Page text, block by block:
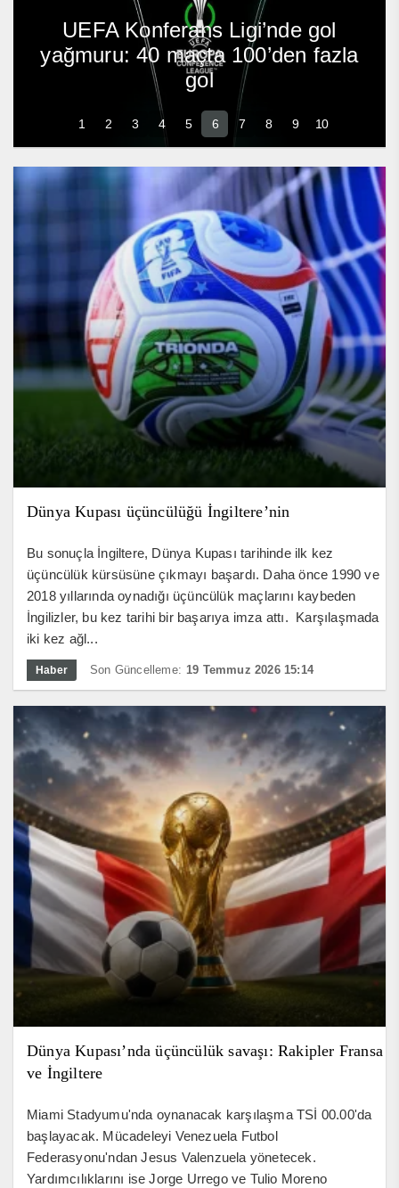
UEFA Konferans Ligi’nde gol
yağmuru: 40 maçta 100’den fazla
gol
1 2 3 4 5 6 7 8 9 10
Dünya Kupası üçüncülüğü İngiltere’nin
Bu sonuçla İngiltere, Dünya Kupası tarihinde ilk kez
üçüncülük kürsüsüne çıkmayı başardı. Daha önce 1990 ve
2018 yıllarında oynadığı üçüncülük maçlarını kaybeden
İngilizler, bu kez tarihi bir başarıya imza attı. Karşılaşmada
iki kez ağl...
Haber Son Güncelleme: 19 Temmuz 2026 15:14
Dünya Kupası’nda üçüncülük savaşı: Rakipler Fransa
ve İngiltere
Miami Stadyumu'nda oynanacak karşılaşma TSİ 00.00'da
başlayacak. Mücadeleyi Venezuela Futbol
Federasyonu'ndan Jesus Valenzuela yönetecek.
Yardımcılıklarını ise Jorge Urrego ve Tulio Moreno